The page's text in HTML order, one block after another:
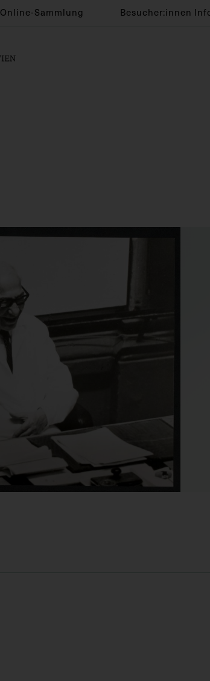
Online-Sammlung Besucher:innen